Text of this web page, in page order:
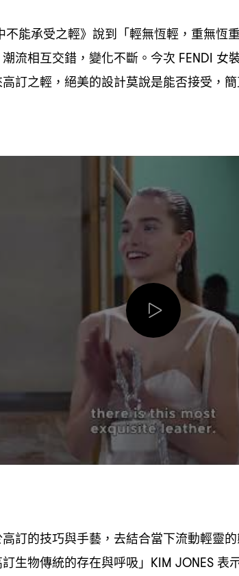
不能承受之輕》說到「輕無恆輕 ， 重無恆重
潮流相互交錯 ， 變化不斷。今次 FENDI 女
訂之輕 ， 絕美的設計莫說是能否接受 ，
訂的技巧與手藝 ， 去結合當下流動輕靈
生物傳統的存在與呼吸」 KIM JONES 表